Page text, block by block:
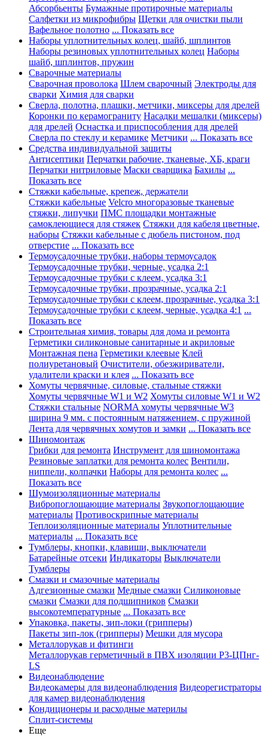
Абсорбьенты Бумажные протирочные материалы
Салфетки из микрофибры Щетки для очистки пыли
Вафельное полотно ... Показать все
Наборы уплотнительных колец, шайб, шплинтов
Наборы резиновых уплотнительных колец Наборы
шайб, шплинтов, пружин
Сварочные материалы
Сварочная проволока Шлем сварочный Электроды для
сварки Химия для сварки
Сверла, полотна, плашки, метчики, миксеры для дрелей
Коронки по керамограниту Насадки мешалки (миксеры)
для дрелей Оснастка и приспособления для дрелей
Сверла по стеклу и керамике Метчики ... Показать все
Средства индивидуальной защиты
Антисептики Перчатки рабочие, тканевые, ХБ, краги
Перчатки нитриловые Маски сварщика Бахилы ...
Показать все
Стяжки кабельные, крепеж, держатели
Стяжки кабельные Velcro многоразовые тканевые
стяжки, липучки ПМС площадки монтажные
самоклеющиеся для стяжек Стяжки для кабеля цветные,
наборы Стяжки кабельные с дюбель пистоном, под
отверстие ... Показать все
Термоусадочные трубки, наборы термоусадок
Термоусадочные трубки, черные, усадка 2:1
Термоусадочные трубки с клеем, усадка 3:1
Термоусадочные трубки, прозрачные, усадка 2:1
Термоусадочные трубки с клеем, прозрачные, усадка 3:1
Термоусадочные трубки с клеем, черные, усадка 4:1 ...
Показать все
Строительная химия, товары для дома и ремонта
Герметики силиконовые санитарные и акриловые
Монтажная пена Герметики клеевые Клей
полиуретановый Очистители, обезжириватели,
удалители краски и клея ... Показать все
Хомуты червячные, силовые, стальные стяжки
Хомуты червячные W1 и W2 Хомуты силовые W1 и W2
Стяжки стальные NORMA хомуты червячные W3
ширина 9 мм. с постоянным натяжением, с пружиной
Лента для червячных хомутов и замки ... Показать все
Шиномонтаж
Грибки для ремонта Инструмент для шиномонтажа
Резиновые заплатки для ремонта колес Вентили,
ниппели, колпачки Наборы для ремонта колес ...
Показать все
Шумоизоляционные материалы
Вибропоглощающие материалы Звукопоглощающие
материалы Противоскрипные материалы
Теплоизоляционные материалы Уплотнительные
материалы ... Показать все
Тумблеры, кнопки, клавиши, выключатели
Батарейные отсеки Индикаторы Выключатели
Тумблеры
Смазки и смазочные материалы
Адгезионные смазки Медные смазки Силиконовые
смазки Смазки для подшипников Смазки
высокотемпературные ... Показать все
Упаковка, пакеты, зип-локи (грипперы)
Пакеты зип-лок (грипперы) Мешки для мусора
Металлорукав и фитинги
Металлорукав герметичный в ПВХ изоляции Р3-ЦПнг-
LS
Видеонаблюдение
Видеокамеры для видеонаблюдения Видеорегистраторы
для камер видеонаблюдения
Кондиционеры и расходные материлы
Сплит-системы
Еще